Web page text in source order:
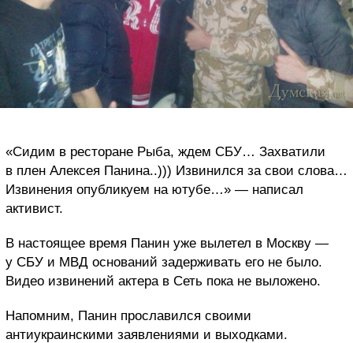
«Сидим в ресторане Рыба, ждем СБУ… Захватили
в плен Алексея Панина..))) Извинился за свои слова…
Извинения опубликуем на ютубе…» — написал
активист.
В настоящее время Панин уже вылетел в Москву —
у СБУ и МВД оснований задерживать его не было.
Видео извинений актера в Сеть пока не выложено.
Напомним, Панин прославился своими
антиукраинскими заявлениями и выходками.